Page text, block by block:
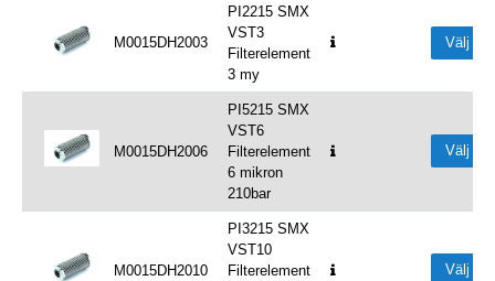
M0015DH2003
PI2215 SMX
VST3
Filterelement
3 my
Välj
M0015DH2006
PI5215 SMX
VST6
Filterelement
6 mikron
210bar
Välj
M0015DH2010
PI3215 SMX
VST10
Filterelement
Välj